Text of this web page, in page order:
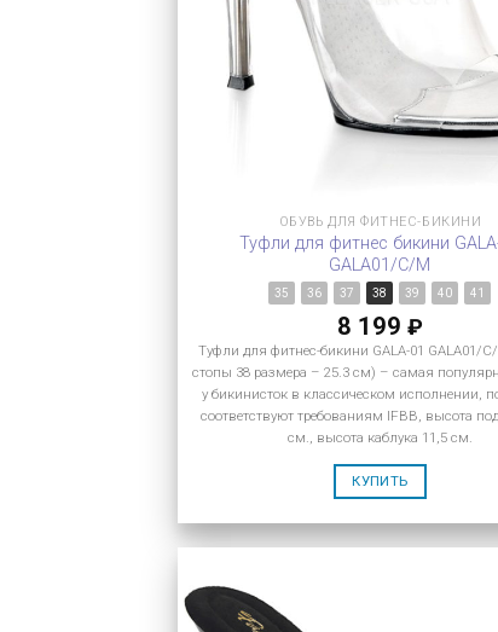
ОБУВЬ ДЛЯ ФИТНЕС-БИКИНИ
Туфли для фитнес бикини
GALA01/C/M
35 36 37 38 39 40 41
8 199 ₽
Туфли для фитнес-бикини GALA-01 GALA01/
стопы 38 размера – 25.3 см) – самая
у бикинисток в классическом исполнении,
соответствуют требованиям IFBB, высота
см., высота каблука 11,5 см.
КУПИТЬ